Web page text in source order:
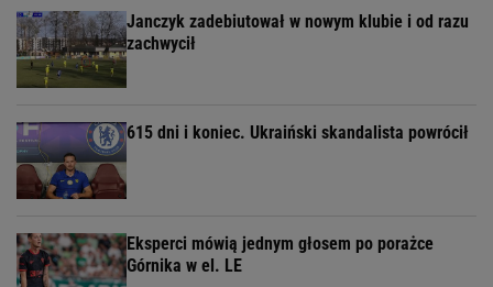
Janczyk zadebiutował w nowym klubie i od razu
zachwycił
615 dni i koniec. Ukraiński skandalista powrócił
Eksperci mówią jednym głosem po porażce
Górnika w el. LE